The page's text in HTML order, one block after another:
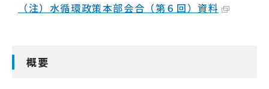
（注）水循環政策本部会合（第６回）資料
概要